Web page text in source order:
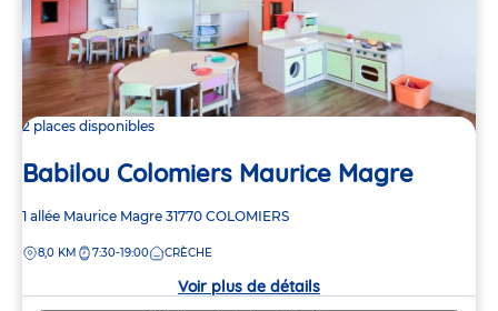
2 places disponibles
Babilou Colomiers Maurice Magre
Adresse
la
1 allée Maurice Magre 31770 COLOMIERS
DISTANCE
8,0 KM 7:30-19:00 CRÈCHE
Voir plus de détails